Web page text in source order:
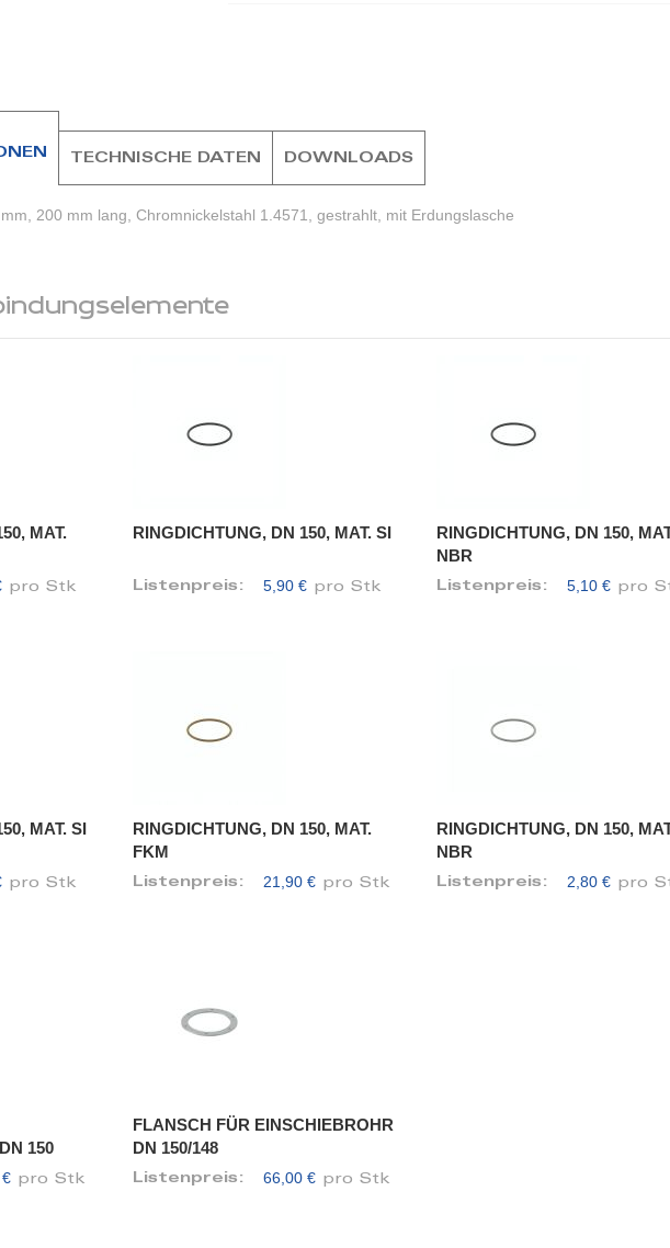
200 mm lang, Chromnickelstahl 1.4571, gestrahlt, mit Erdungslasche
TECHNISCHE DATEN DOWNLOADS
MAT.
pro Stk
RINGDICHTUNG, DN 150, MAT. SI
Listenpreis: 5,90 € pro Stk
RINGDICHTUNG, DN 150,
NBR
Listenpreis: 5,10 € pro
MAT. SI
pro Stk
RINGDICHTUNG, DN 150, MAT.
FKM
Listenpreis: 21,90 € pro Stk
RINGDICHTUNG, DN 150,
NBR
Listenpreis: 2,80 € pro
150
pro Stk
FLANSCH FÜR EINSCHIEBROHR
DN 150/148
Listenpreis: 66,00 € pro Stk